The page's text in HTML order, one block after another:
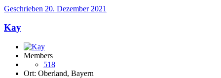
Geschrieben 20. Dezember 2021
Kay
Members
518
Ort: Oberland, Bayern